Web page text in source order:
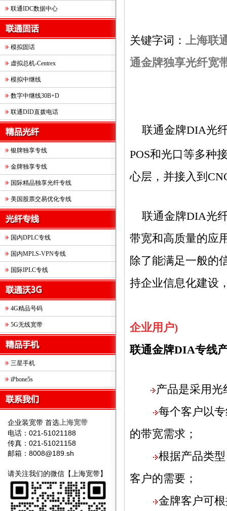
联通IDC数据中心
模拟固话
虚拟总机-Centrex
模拟中继线
数字中继线30B+D
联通DID直拨电话
银牌独享专线
金牌独享专线
国际精品独享光纤专线
美国股票交易优化专线
国内DPLC专线
国内MPLS-VPN专线
国际IPLC专线
4G精品号码
5G无线宽带
三星手机
iPhone5s
企业装宽带 首选上海宽带
电话：021-51021188
传真：021-51021158
邮箱： 8008@189.sh
请关注我们的微信【上海宽带】
关键字词： 上海联
通金牌独享光纤宽
联通金牌DIA光
POS和光口等多种
心层，并接入到
联通金牌DIA光
带宽和高质量的应
除了能满足一般的
持企业信息化建设
企业用户)
联通金牌DIA专线
产品是采用
每个客户以
的带宽需求；
根据产品类
客户的需要；
金牌客户可